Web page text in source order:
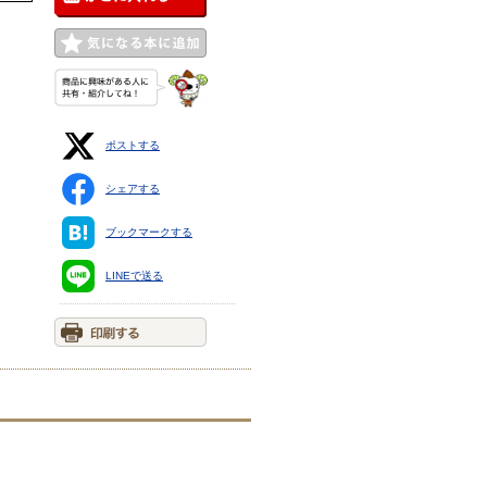
ポストする
シェアする
ブックマークする
LINEで送る